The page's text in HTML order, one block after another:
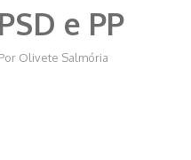
e PP
Por Olivete Salmória